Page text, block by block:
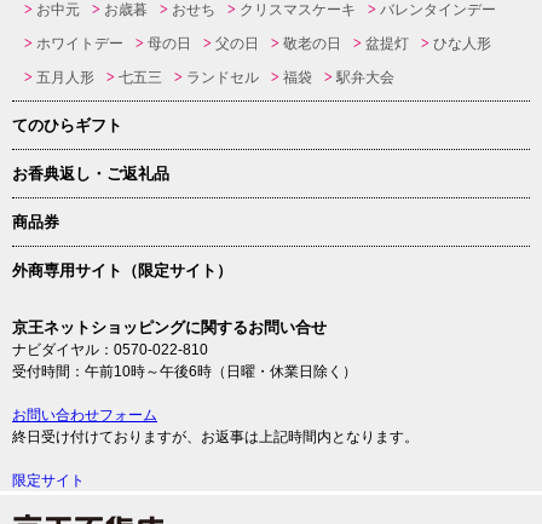
お中元 お歳暮 おせち クリスマスケーキ
バレンタインデー
ホワイトデー
母の日 父の日 敬老の日 盆提灯
ひな人形
五月人形
七五三 ランドセル 福袋 駅弁大会
てのひらギフト
お香典返し・ご返礼品
商品券
外商専用サイト（限定サイト）
京王ネットショッピングに関するお問い合せ
ナビダイヤル：0570-022-810
受付時間：午前10時～午後6時（日曜・休業日除く）
お問い合わせフォーム
終日受け付けておりますが、お返事は上記時間内となります。
限定サイト